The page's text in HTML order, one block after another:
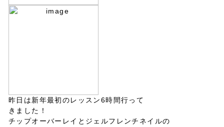
昨日は新年最初のレッスン6時間行って
きました！
チップオーバーレイとジェルフレンチネイルの